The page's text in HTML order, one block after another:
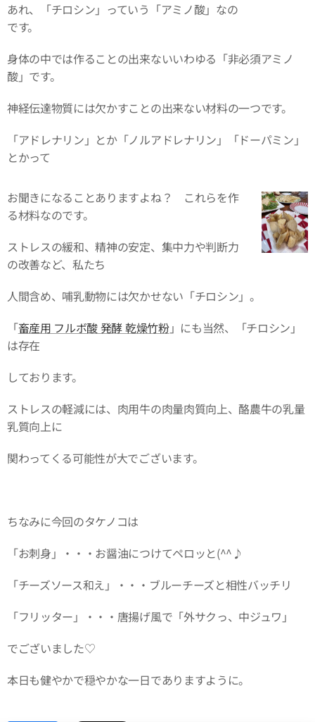
あれ、「チロシン」っていう「アミノ酸」なの
です。
身体の中では作ることの出来ないいわゆる「非必須アミノ
酸」です。
神経伝達物質には欠かすことの出来ない材料の一つです。
「アドレナリン」とか「ノルアドレナリン」「ドーパミン」
とかって
お聞きになることありますよね？ これらを作
る材料なのです。
ストレスの緩和、精神の安定、集中力や判断力
の改善など、私たち
人間含め、哺乳動物には欠かせない「チロシン」。
「畜産用 フルボ酸 発酵 乾燥竹粉」にも当然、「チロシン」
は存在
しております。
ストレスの軽減には、肉用牛の肉量肉質向上、酪農牛の乳量
乳質向上に
関わってくる可能性が大でございます。
ちなみに今回のタケノコは
「お刺身」・・・お醤油につけてペロッと(^^♪
「チーズソース和え」・・・ブルーチーズと相性バッチリ
「フリッター」・・・唐揚げ風で「外サクっ、中ジュワ」
でございました♡
本日も健やかで穏やかな一日でありますように。